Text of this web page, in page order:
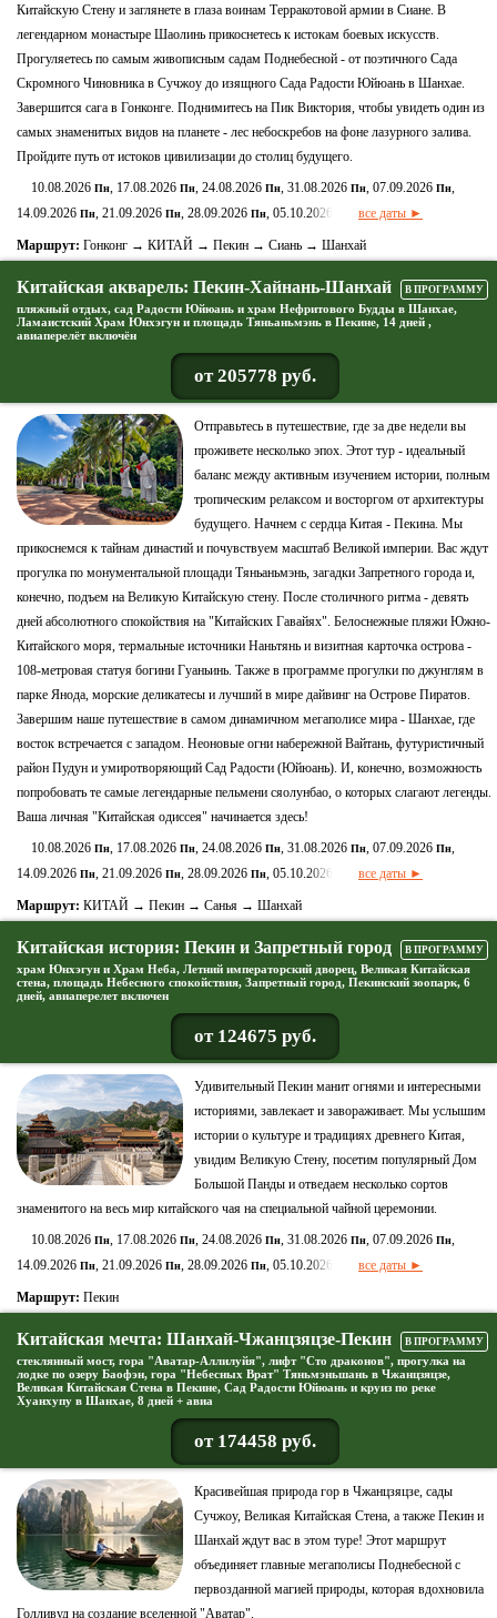
Китайскую Стену и заглянете в глаза воинам Терракотовой армии в Сиане. В
легендарном монастыре Шаолинь прикоснетесь к истокам боевых искусств.
Прогуляетесь по самым живописным садам Поднебесной - от поэтичного Сада
Скромного Чиновника в Сучжоу до изящного Сада Радости Юйюань в Шанхае.
Завершится сага в Гонконге. Поднимитесь на Пик Виктория, чтобы увидеть один из
самых знаменитых видов на планете - лес небоскребов на фоне лазурного залива.
Пройдите путь от истоков цивилизации до столиц будущего.
10.08.2026 Пн, 17.08.2026 Пн, 24.08.2026 Пн, 31.08.2026 Пн, 07.09.2026 Пн,
14.09.2026 Пн, 21.09.2026 Пн, 28.09.2026 Пн, 05.10.2026 все даты ►
Маршрут: Гонконг → КИТАЙ → Пекин → Сиань → Шанхай
Китайская акварель: Пекин-Хайнань-Шанхай В ПРОГРАММУ
пляжный отдых, сад Радости Юйюань и храм Нефритового Будды в Шанхае,
Ламаистский Храм Юнхэгун и площадь Тяньаньмэнь в Пекине, 14 дней ,
авиаперелёт включён
от 205778 руб.
Отправьтесь в путешествие, где за две недели вы
проживете несколько эпох. Этот тур - идеальный
баланс между активным изучением истории, полным
тропическим релаксом и восторгом от архитектуры
будущего. Начнем с сердца Китая - Пекина. Мы
прикоснемся к тайнам династий и почувствуем масштаб Великой империи. Вас ждут
прогулка по монументальной площади Тяньаньмэнь, загадки Запретного города и,
конечно, подъем на Великую Китайскую стену. После столичного ритма - девять
дней абсолютного спокойствия на "Китайских Гавайях". Белоснежные пляжи Южно-
Китайского моря, термальные источники Наньтянь и визитная карточка острова -
108-метровая статуя богини Гуаньинь. Также в программе прогулки по джунглям в
парке Янода, морские деликатесы и лучший в мире дайвинг на Острове Пиратов.
Завершим наше путешествие в самом динамичном мегаполисе мира - Шанхае, где
восток встречается с западом. Неоновые огни набережной Вайтань, футуристичный
район Пудун и умиротворяющий Сад Радости (Юйюань). И, конечно, возможность
попробовать те самые легендарные пельмени сяолунбао, о которых слагают легенды.
Ваша личная "Китайская одиссея" начинается здесь!
10.08.2026 Пн, 17.08.2026 Пн, 24.08.2026 Пн, 31.08.2026 Пн, 07.09.2026 Пн,
14.09.2026 Пн, 21.09.2026 Пн, 28.09.2026 Пн, 05.10.2026 все даты ►
Маршрут: КИТАЙ → Пекин → Санья → Шанхай
Китайская история: Пекин и Запретный город В ПРОГРАММУ
храм Юнхэгун и Храм Неба, Летний императорский дворец, Великая Китайская
стена, площадь Небесного спокойствия, Запретный город, Пекинский зоопарк, 6
дней, авиаперелет включен
от 124675 руб.
Удивительный Пекин манит огнями и интересными
историями, завлекает и завораживает. Мы услышим
истории о культуре и традициях древнего Китая,
увидим Великую Стену, посетим популярный Дом
Большой Панды и отведаем несколько сортов
знаменитого на весь мир китайского чая на специальной чайной церемонии.
10.08.2026 Пн, 17.08.2026 Пн, 24.08.2026 Пн, 31.08.2026 Пн, 07.09.2026 Пн,
14.09.2026 Пн, 21.09.2026 Пн, 28.09.2026 Пн, 05.10.2026 все даты ►
Маршрут: Пекин
Китайская мечта: Шанхай-Чжанцзяцзе-Пекин В ПРОГРАММУ
стеклянный мост, гора "Аватар-Аллилуйя", лифт "Сто драконов", прогулка на
лодке по озеру Баофэн, гора "Небесных Врат" Тяньмэньшань в Чжанцзяцзе,
Великая Китайская Стена в Пекине, Сад Радости Юйюань и круиз по реке
Хуанхупу в Шанхае, 8 дней + авиа
от 174458 руб.
Красивейшая природа гор в Чжанцзяцзе, сады
Сучжоу, Великая Китайская Стена, а также Пекин и
Шанхай ждут вас в этом туре! Этот маршрут
объединяет главные мегаполисы Поднебесной с
первозданной магией природы, которая вдохновила
Голливуд на создание вселенной "Аватар".